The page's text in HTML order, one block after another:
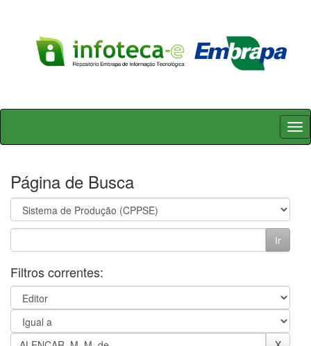
Skip
Página de Busca
Filtros correntes: